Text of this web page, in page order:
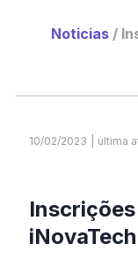
Noticias /
10/02/2023 última
iNovaTech